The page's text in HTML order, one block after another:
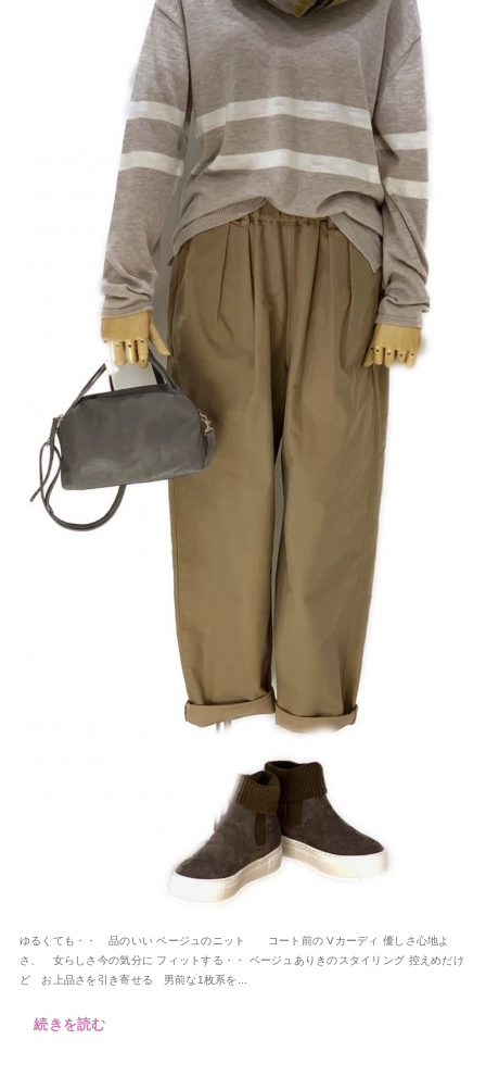
ゆるくても・・ 品のいい ベージュのニット コート前の Vカーディ 優しさ心地よ
さ、 女らしさ今の気分に フィットする・・ ベージュありきのスタイリング 控えめだけ
ど お上品さを引き寄せる 男前な1枚系を...
続きを読む